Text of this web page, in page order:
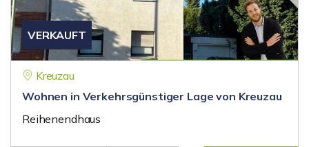
VERKAUFT
Kreuzau
Wohnen in Verkehrsgünstiger Lage von Kreuzau
Reihenendhaus